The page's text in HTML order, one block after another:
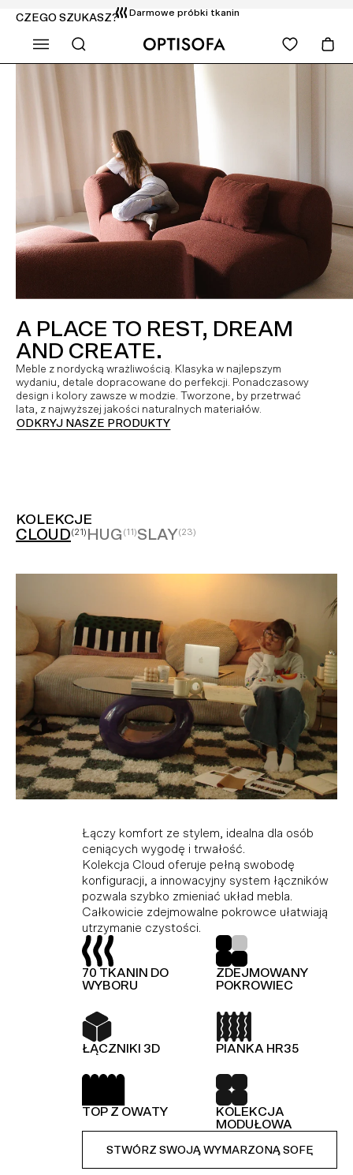
Bezpłatny transport, wniesienie i montaż
Zwrot do 14 dni
CZEGO SZUKASZ?
A PLACE TO REST, DREAM
AND CREATE.
Meble z nordycką wrażliwością. Klasyka w najlepszym
wydaniu, detale dopracowane do perfekcji. Ponadczasowy
design i kolory zawsze w modzie. Tworzone, by przetrwać
lata, z najwyższej jakości naturalnych materiałów.
ODKRYJ NASZE PRODUKTY
KOLEKCJE
CLOUD(21) HUG (11)SLAY(23)
Łączy komfort ze stylem, idealna dla osób
ceniących wygodę i trwałość.
Kolekcja Cloud oferuje pełną swobodę
konfiguracji, a innowacyjny system łączników
pozwala szybko zmieniać układ mebla.
Całkowicie zdejmowalne pokrowce ułatwiają
utrzymanie czystości.
70 TKANIN DO
WYBORU
ZDEJMOWANY
POKROWIEC
ŁĄCZNIKI 3D PIANKA HR35
TOP Z OWATY
KOLEKCJA
MODUŁOWA
STWÓRZ SWOJĄ WYMARZONĄ SOFĘ
którzy cenią wygodę i trwałość. Dzięki
modułowej konstrukcji i innowacyjnemu
systemowi łączników, Hug umożliwia dowolną
konfigurację i łatwą zmianę układu bez użycia
narzędzi.
TOP Z OWATY PIANKA HR35
ŁĄCZNIKI 3D
KOLEKCJA
MODUŁOWA
52 TKANINY DO
WYBORU
STWÓRZ SWOJĄ WYMARZONĄ SOFĘ
dopasowuje się do różnych przestrzeni,
ciesząc miłośników minimalistycznego stylu i
funkcjonalności. Wykonana z wysokiej jakości
materiałów, gwarantujących trwałość i
elegancję. Dodatkowo, kolekcja Slay jest
wyposażona w piankę premium, zapewniającą
wyjątkowy komfort.
TOP Z OWATY
70 TKANIN DO
WYBORU
PIANKA HR35 SPRĘŻYNY FALISTE
KOLEKCJA
MODUŁOWA
STWÓRZ SWOJĄ WYMARZONĄ SOFĘ